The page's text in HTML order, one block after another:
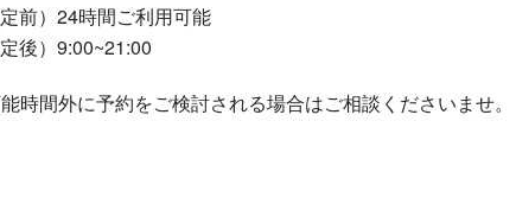
定前）24時間ご利用可能
定後）9:00~21:00
時間外に予約をご検討される場合はご相談くださいませ。